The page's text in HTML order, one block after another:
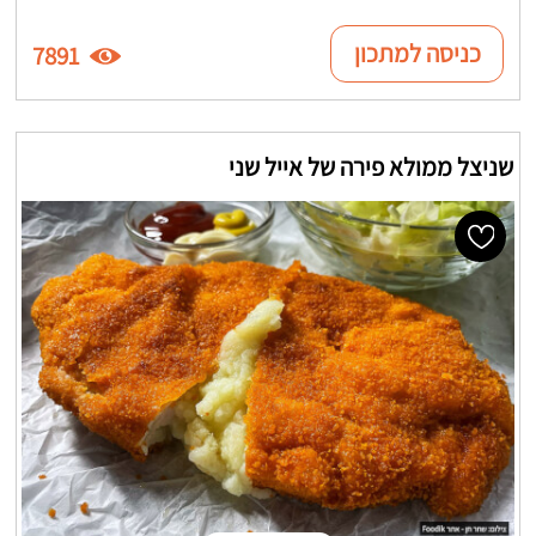
כניסה למתכון 7891
שניצל ממולא פירה של אייל שני